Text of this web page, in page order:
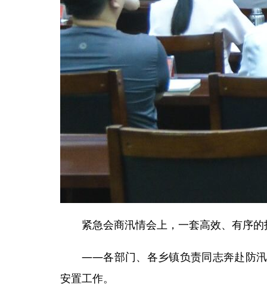
紧急会商汛情会上，一套高效、有序
——各部门、各乡镇负责同志奔赴防
安置工作。